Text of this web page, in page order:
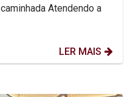
Atendendo a
LER MAIS